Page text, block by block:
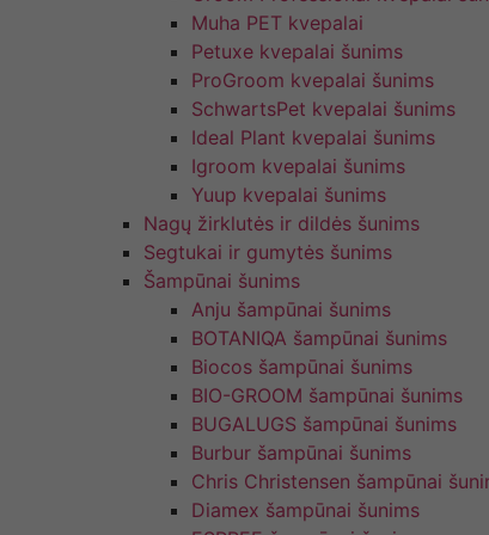
Muha PET kvepalai
Petuxe kvepalai šunims
ProGroom kvepalai šunims
SchwartsPet kvepalai šunims
Ideal Plant kvepalai šunims
Igroom kvepalai šunims
Yuup kvepalai šunims
Nagų žirklutės ir dildės šunims
Segtukai ir gumytės šunims
Šampūnai šunims
Anju šampūnai šunims
BOTANIQA šampūnai šunims
Biocos šampūnai šunims
BIO-GROOM šampūnai šunims
BUGALUGS šampūnai šunims
Burbur šampūnai šunims
Chris Christensen šampūnai
Diamex šampūnai šunims